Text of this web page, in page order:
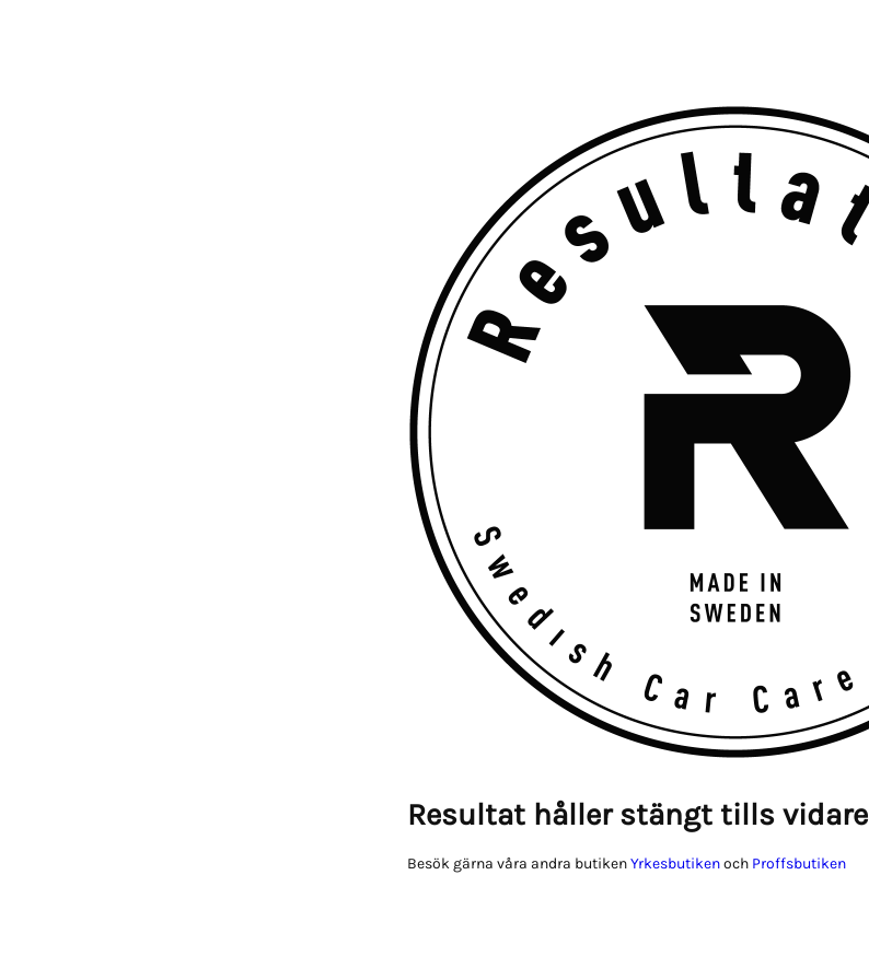
Resultat håller stängt tills vidare
Besök gärna våra andra butikenYrkesbutikenoch Proffsbutiken